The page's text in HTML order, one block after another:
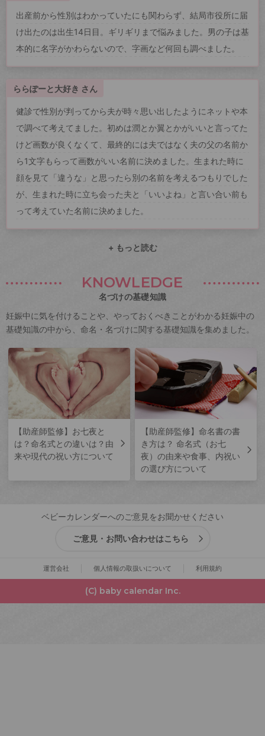
出産前から性別はわかっていたにも関わらず、結局市役所に届
け出たのは出生14日目。ギリギリまで悩みました。男の子は基
本的に名字がかわらないので、字画など何回も調べました。
ららぽーと大好き さん
健診で性別が判ってから夫が時々思い出したようにネットや本
で調べて考えてました。初めは潤とか翼とかがいいと言ってた
けど画数が良くなくて、最終的には夫ではなく夫の父の名前か
ら1文字もらって画数がいい名前に決めました。生まれた時に
顔を見て「違うな」と思ったら別の名前を考えるつもりでした
が、生まれた時に立ち会った夫と「いいよね」と言い合い前も
って考えていた名前に決めました。
+ もっと読む
KNOWLEDGE
名づけの基礎知識
妊娠中に気を付けることや、やっておくべきことがわかる妊娠中の
基礎知識の中から、命名・名づけに関する基礎知識を集めました。
【助産師監修】お七夜と
は？命名式との違いは？由
来や現代の祝い方について
【助産師監修】命名書の書
き方は？ 命名式（お七
夜）の由来や食事、内祝い
の選び方について
ベビーカレンダーへのご意見をお聞かせください
ご意見・お問い合わせはこちら
運営会社 個人情報の取扱いについて 利用規約
(C) baby calendar Inc.